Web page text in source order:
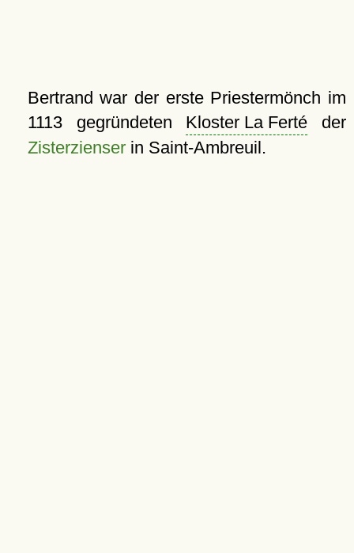
Bertrand war der erste Priestermönch im
1113 gegründeten Kloster La Ferté der
Zisterzienserin Saint-Ambreuil.